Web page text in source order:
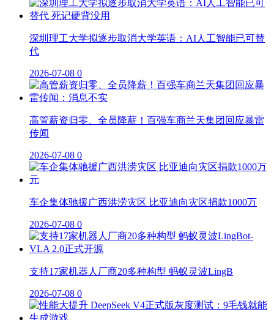
深圳理工大学拟逐步取消大学英语：AI人工智能已可替
代
2026-07-08 0
高管薪资归零、全员降薪！百强车商兰天集团回应暴雷
传闻
2026-07-08 0
车企集体驰援广西洪涝灾区 比亚迪向灾区捐款1000万
2026-07-08 0
支持17家机器人厂商20多种构型 蚂蚁灵波LingB
2026-07-08 0